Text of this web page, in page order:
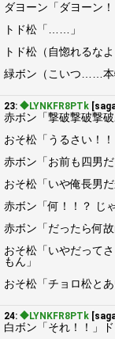
ダヨーン「ダヨーン！
トド松「……」
トド松（自惚れるなよ
緑ボン（こいつ……本
23: ◆LYNKFR8PTk
赤ボン「撃破撃破撃
おそ松「うるさい！
赤ボン「お前も四男
おそ松「いや俺長男
赤ボン「何！！？ じ
赤ボン「だったら何
おそ松「いやだって
もん」
おそ松「チョロ松と
24: ◆LYNKFR8PTk
白ボン「それ！！」ド